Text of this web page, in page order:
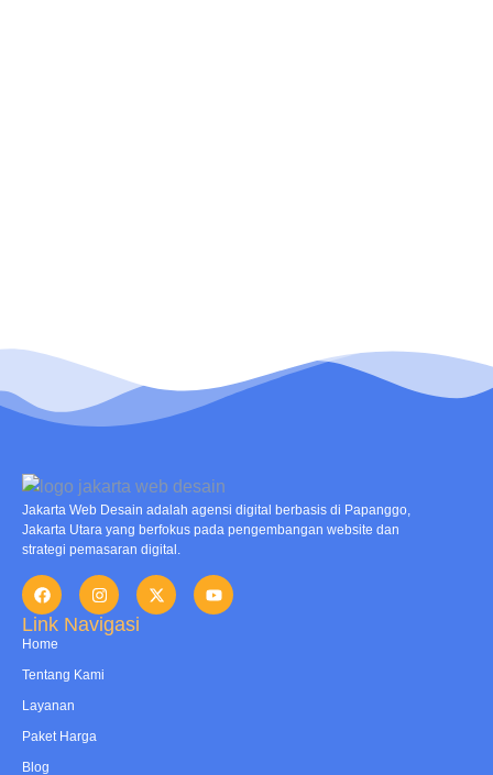
Jakarta Web Desain adalah agensi digital berbasis di Papanggo,
Jakarta Utara yang berfokus pada pengembangan website dan
strategi pemasaran digital.
Link Navigasi
Home
Tentang Kami
Layanan
Paket Harga
Blog